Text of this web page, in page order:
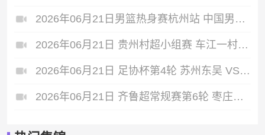
2026年06月21日男篮热身赛杭州站 中国男篮 - 澳大利亚男篮 全场录像
2026年06月21日 贵州村超小组赛 车江一村 VS 龙泉井村 全场录像
2026年06月21日 足协杯第4轮 苏州东吴 VS 云南玉昆 全场录像
2026年06月21日 齐鲁超常规赛第6轮 枣庄队 VS 青岛队 全场录像